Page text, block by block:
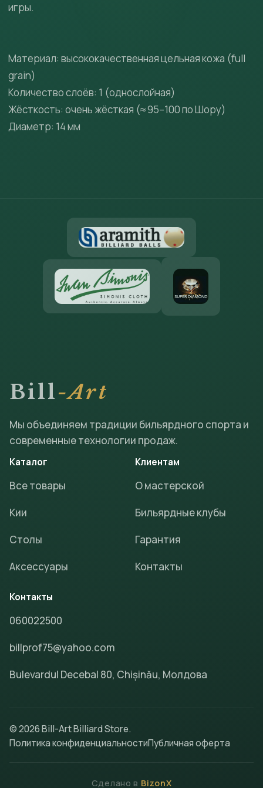
игры.
Материал: высококачественная цельная кожа (full
grain)
Количество слоёв: 1 (однослойная)
Жёсткость: очень жёсткая (≈ 95–100 по Шору)
Bill-Art
Мы объединяем традиции бильярдного спорта и
современные технологии продаж.
Каталог
Все товары
Кии
Столы
Аксессуары
Клиентам
О мастерской
Бильярдные клубы
Гарантия
Контакты
Контакты
060022500
billprof75@yahoo.com
Bulevardul Decebal 80, Chișinău, Молдова
© 2026 Bill-Art Billiard Store.
Политика конфиденциальностиПубличная оферта
Сделано в BizonX